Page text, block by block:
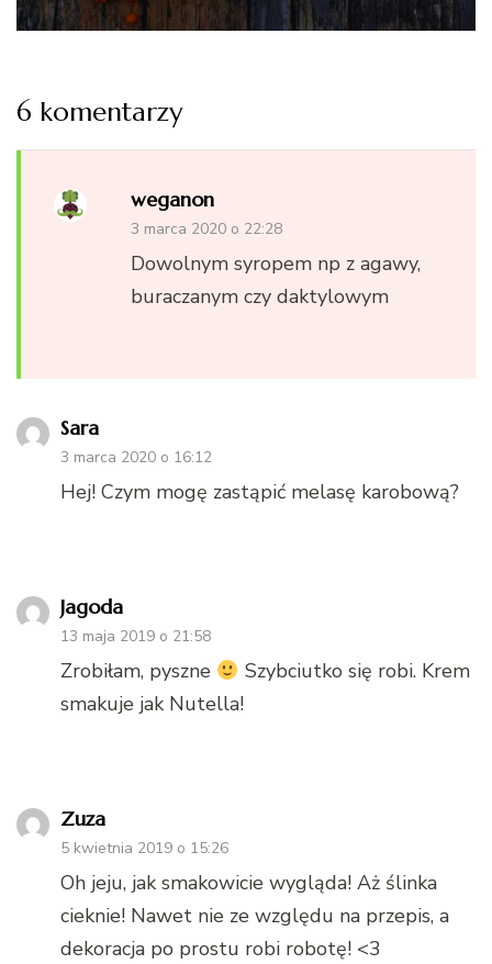
6 komentarzy
weganon
3 marca 2020 o 22:28
Dowolnym syropem np z agawy,
buraczanym czy daktylowym
Sara
3 marca 2020 o 16:12
Hej! Czym mogę zastąpić melasę karobową?
Jagoda
13 maja 2019 o 21:58
Zrobiłam, pyszne
Szybciutko się robi. Krem
smakuje jak Nutella!
Zuza
5 kwietnia 2019 o 15:26
Oh jeju, jak smakowicie wygląda! Aż ślinka
cieknie! Nawet nie ze względu na przepis, a
dekoracja po prostu robi robotę! <3